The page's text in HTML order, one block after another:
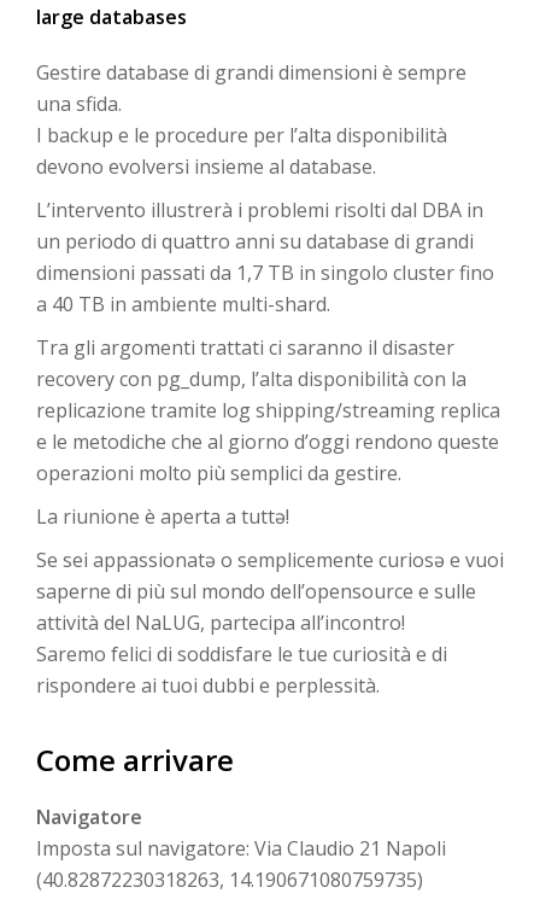
large databases
Gestire database di grandi dimensioni è sempre
una sfida.
I backup e le procedure per l’alta disponibilità
devono evolversi insieme al database.
L’intervento illustrerà i problemi risolti dal DBA in
un periodo di quattro anni su database di grandi
dimensioni passati da 1,7 TB in singolo cluster fino
a 40 TB in ambiente multi-shard.
Tra gli argomenti trattati ci saranno il disaster
recovery con pg_dump, l’alta disponibilità con la
replicazione tramite log shipping/streaming replica
e le metodiche che al giorno d’oggi rendono queste
operazioni molto più semplici da gestire.
La riunione è aperta a tuttə!
Se sei appassionatə o semplicemente curiosə e vuoi
saperne di più sul mondo dell’opensource e sulle
attività del NaLUG, partecipa all’incontro!
Saremo felici di soddisfare le tue curiosità e di
rispondere ai tuoi dubbi e perplessità.
Come arrivare
Navigatore
Imposta sul navigatore: Via Claudio 21 Napoli
(40.82872230318263, 14.190671080759735)